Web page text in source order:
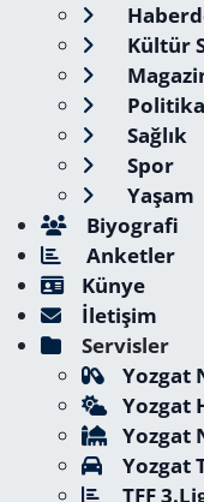
Kültür
Politika
Sağlık
Spor
Yaşam
Biyografi
Anketler
Künye
İletişim
Servisler
Yozgat
Yozgat
Yozgat
Yozgat
TFF